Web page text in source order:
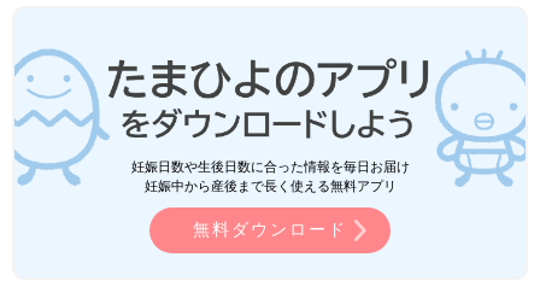
妊娠日数や生後日数に合った情報を毎日お届け
妊娠中から産後まで長く使える無料アプリ
無料ダウンロード